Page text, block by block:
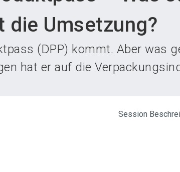
Umsetzung?
(DPP) kommt. Aber was
hat er auf die
Session